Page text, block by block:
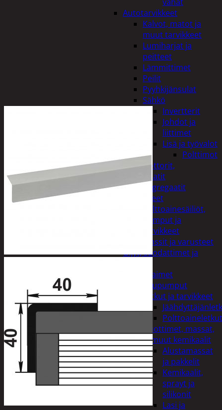
Autotarvikkeet
Kalvot, matot ja
muut tarvikkeet
Lumiharjat ja
peitteet
Lämmittimet
Peilit
Pyyhkijänsulat
Sähkö
Invertterit
Johdot ja
liittimet
Lisä ja työvalot
Polttimot
Irtomoottorit,
aggregaatit
Aggregaatit
Lisälaitteet
Polttoainesäiliöt,
pumput ja
tarvikkeet
Vinssit ja varusteet
Öljyt, suodattimet ja
Avaimet
Imupumput
Letkut ja tarvikkeet
Polttoaineletkut
Liuottimet, massat,
ja muut kemikaalit
Alustamassat
ja pakkelit
Kemikaalit,
sprayt ja
silikonit
Lasi ja